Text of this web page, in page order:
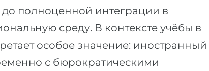
полноценной интеграции в
среду. В контексте учёбы в
особое значение: иностранный
с бюрократическими